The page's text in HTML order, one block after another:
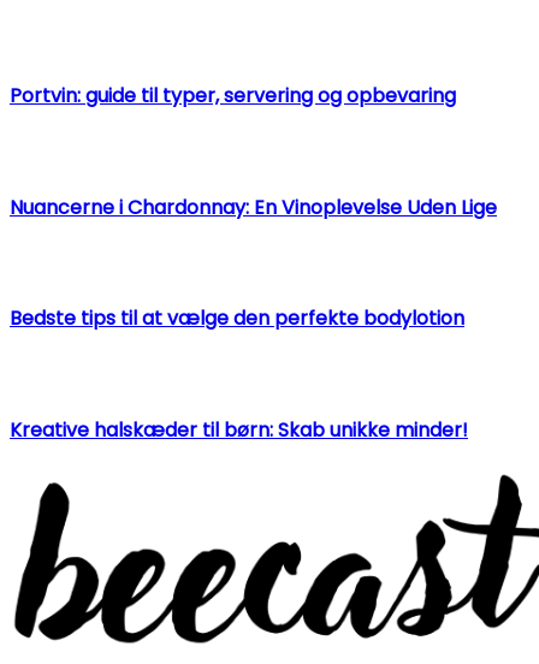
Portvin: guide til typer, servering og opbevaring
Nuancerne i Chardonnay: En Vinoplevelse Uden Lige
Bedste tips til at vælge den perfekte bodylotion
Kreative halskæder til børn: Skab unikke minder!